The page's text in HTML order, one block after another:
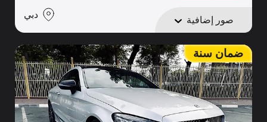
صور إضافية دبي
ضمان سنة